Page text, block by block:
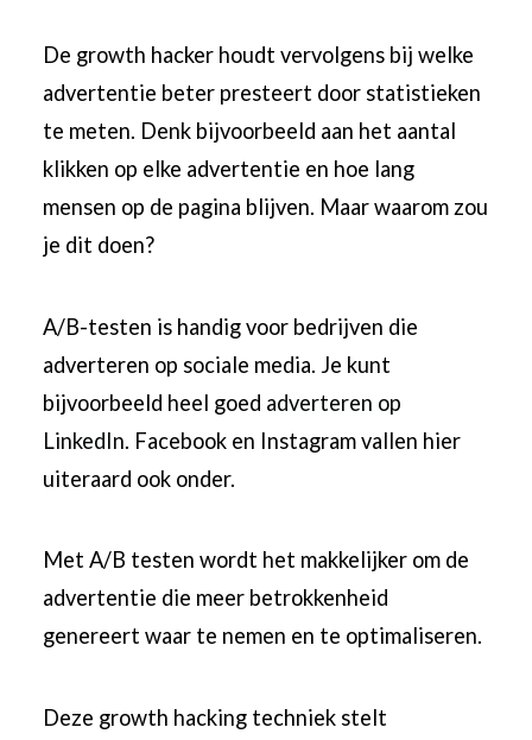
De growth hacker houdt vervolgens bij welke
advertentie beter presteert door statistieken
te meten. Denk bijvoorbeeld aan het aantal
klikken op elke advertentie en hoe lang
mensen op de pagina blijven. Maar waarom zou
je dit doen?
A/B-testen is handig voor bedrijven die
adverteren op sociale media. Je kunt
bijvoorbeeld heel goed adverteren op
LinkedIn. Facebook en Instagram vallen hier
uiteraard ook onder.
Met A/B testen wordt het makkelijker om de
advertentie die meer betrokkenheid
genereert waar te nemen en te optimaliseren.
Deze growth hacking techniek stelt